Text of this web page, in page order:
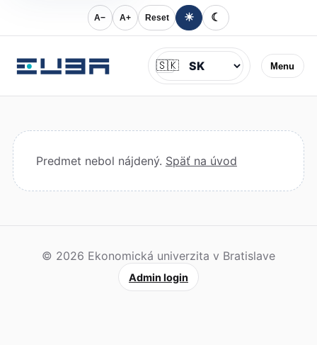
A− A+ Reset ☀ ☾
Menu
Jazyk
🇸🇰
Predmet nebol nájdený. Späť na úvod
© 2026 Ekonomická univerzita v Bratislave
Admin login